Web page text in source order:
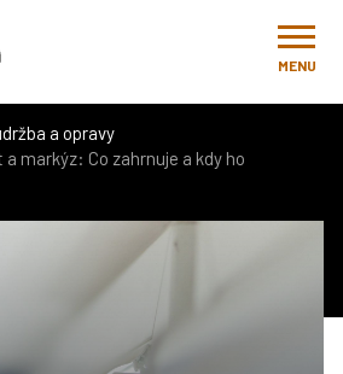
MENU
a opravy
markýz: Co zahrnuje a kdy ho